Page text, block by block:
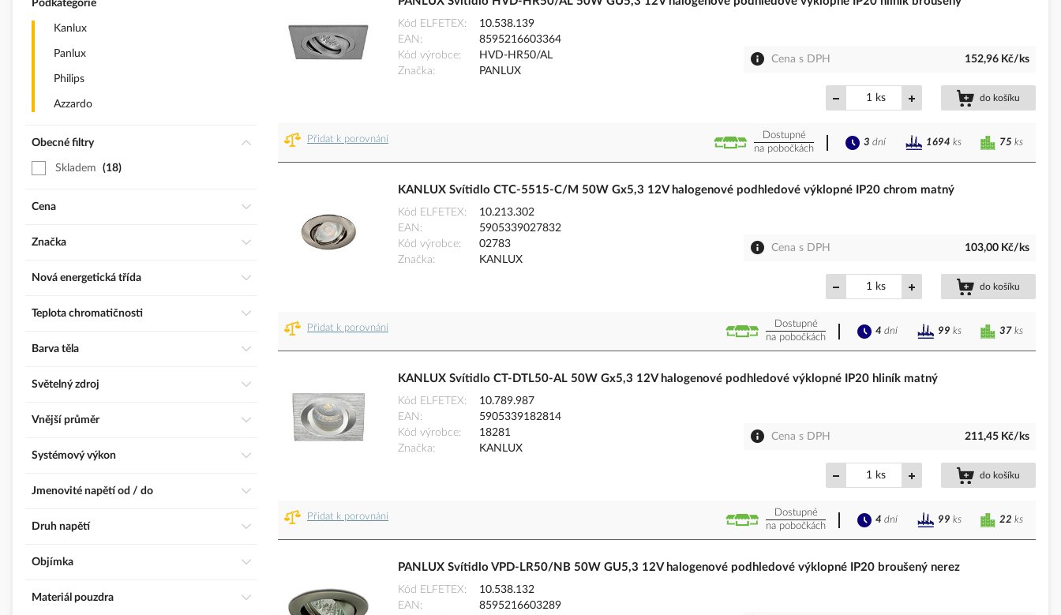
Kód ELFETEX
10.538.139
EAN
8595216603364
Kód výrobce
HVD-HR50/AL
Značka
PANLUX
Cena s DPH 152,96 Kč/ks
ks do košíku
Přidat k porovnání
Dostupné
na pobočkách
75 ks
3 dní 1694 ks
KANLUX Svítidlo CTC-5515-C/M 50W Gx5,3 12V halogenové podhledové výklopné IP20 chrom matný
Kód ELFETEX
10.213.302
EAN
5905339027832
Kód výrobce
02783
Značka
KANLUX
Cena s DPH 103,00 Kč/ks
ks do košíku
Přidat k porovnání
Dostupné
na pobočkách
37 ks
4 dní 99 ks
KANLUX Svítidlo CT-DTL50-AL 50W Gx5,3 12V halogenové podhledové výklopné IP20 hliník matný
Kód ELFETEX
10.789.987
EAN
5905339182814
Kód výrobce
18281
Značka
KANLUX
Cena s DPH 211,45 Kč/ks
ks do košíku
Přidat k porovnání
Dostupné
na pobočkách
22 ks
4 dní 99 ks
PANLUX Svítidlo VPD-LR50/NB 50W GU5,3 12V halogenové podhledové výklopné IP20 broušený nerez
Kód ELFETEX
10.538.132
EAN
8595216603289
Podkategorie
Kanlux
Panlux
Philips
Azzardo
Obecné filtry
Skladem 18
Cena
Značka
Nová energetická třída
Teplota chromatičnosti
Barva těla
Světelný zdroj
Vnější průměr
Systémový výkon
Jmenovité napětí od / do
Druh napětí
Objímka
Materiál pouzdra